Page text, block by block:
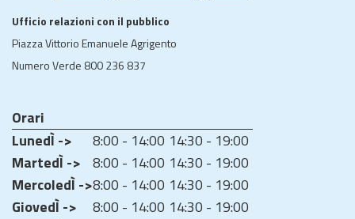
Ufficio relazioni con il pubblico
Piazza Vittorio Emanuele Agrigento
Numero Verde 800 236 837
Orari
LunedÌ ->
8:00 - 14:00 14:30 - 19:00
MartedÌ -> 8:00 - 14:00 14:30 - 19:00
MercoledÌ ->8:00 - 14:00 14:30 - 19:00
GiovedÌ ->
8:00 - 14:00 14:30 - 19:00